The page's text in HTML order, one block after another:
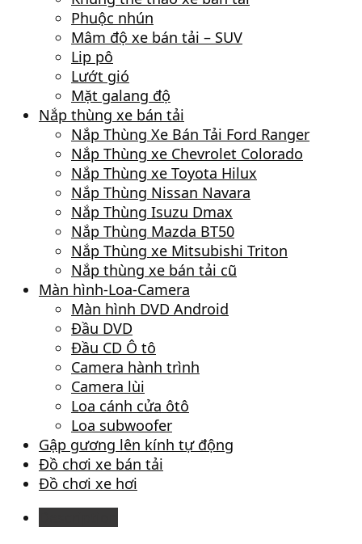
Phuộc nhún
Mâm độ xe bán tải – SUV
Lip pô
Lướt gió
Mặt galang độ
Nắp thùng xe bán tải
Nắp Thùng Xe Bán Tải Ford Ranger
Nắp Thùng xe Chevrolet Colorado
Nắp Thùng xe Toyota Hilux
Nắp Thùng Nissan Navara
Nắp Thùng Isuzu Dmax
Nắp Thùng Mazda BT50
Nắp Thùng xe Mitsubishi Triton
Nắp thùng xe bán tải cũ
Màn hình-Loa-Camera
Màn hình DVD Android
Đầu DVD
Đầu CD Ô tô
Camera hành trình
Camera lùi
Loa cánh cửa ôtô
Loa subwoofer
Gập gương lên kính tự động
Đồ chơi xe bán tải
Đồ chơi xe hơi